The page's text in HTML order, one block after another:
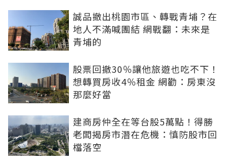
誠品撤出桃園市區、轉戰青埔？在
地人不滿喊團結 網戰翻：未來是
青埔的
股票回撤30％讓他旅遊也吃不下！
想轉買房收4％租金 網勸：房東沒
那麼好當
建商房仲全在等台股5萬點！得勝
老闆揭房市潛在危機：慎防股市回
檔落空